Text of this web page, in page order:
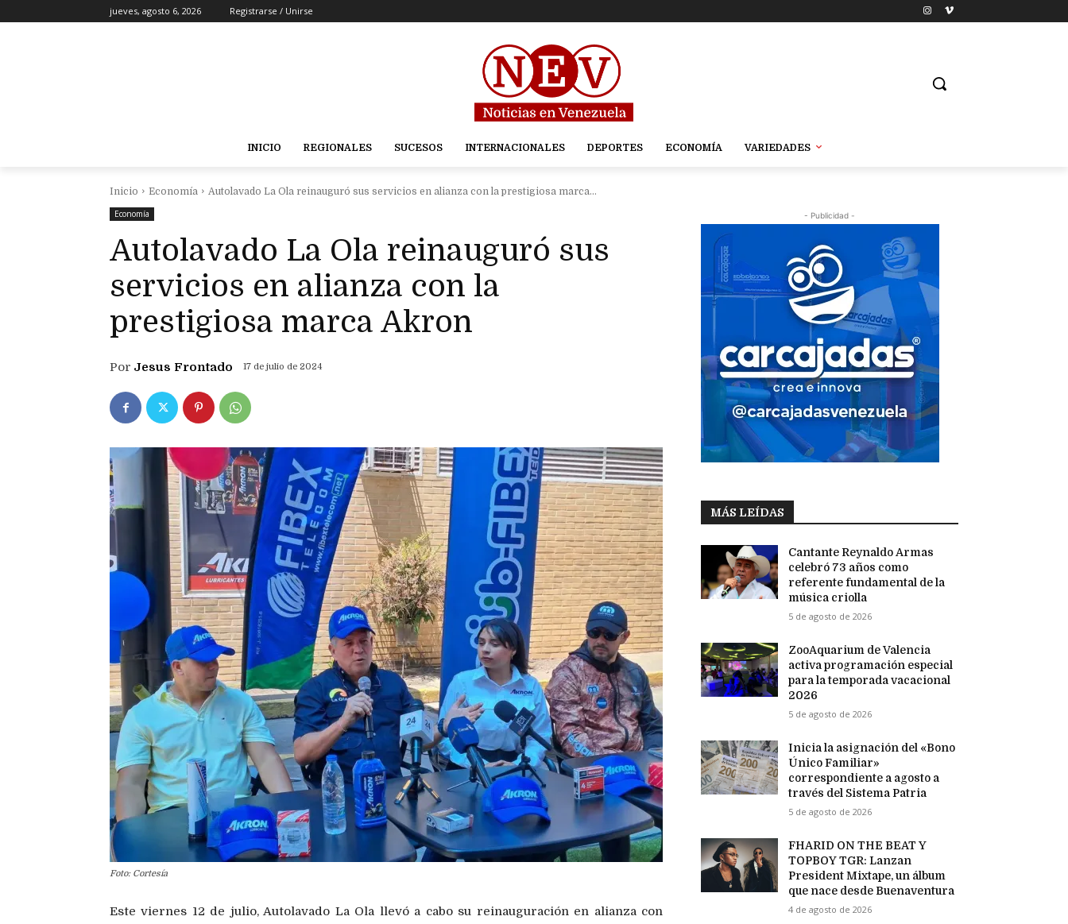
jueves, agosto 6, 2026 Registrarse / Unirse
INICIO REGIONALES SUCESOS INTERNACIONALES DEPORTES ECONOMÍA VARIEDADES
Inicio Economía
Autolavado La Ola reinauguró sus servicios en alianza con la prestigiosa marca...
Economía
Autolavado La Ola reinauguró sus
servicios en alianza con la
prestigiosa marca Akron
Por Jesus Frontado 17 de julio de 2024
Foto: Cortesía
Este viernes 12 de julio, Autolavado La Ola llevó a cabo su reinauguración en alianza con
- Publicidad -
MÁS LEÍDAS
Cantante Reynaldo Armas
celebró 73 años como
referente fundamental de la
música criolla
5 de agosto de 2026
ZooAquarium de Valencia
activa programación especial
para la temporada vacacional
2026
5 de agosto de 2026
Inicia la asignación del «Bono
Único Familiar»
correspondiente a agosto a
través del Sistema Patria
5 de agosto de 2026
FHARID ON THE BEAT Y
TOPBOY TGR: Lanzan
President Mixtape, un álbum
que nace desde Buenaventura
4 de agosto de 2026